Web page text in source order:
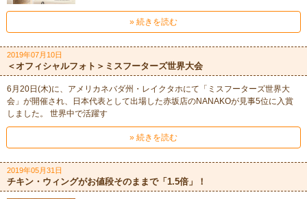
» 続きを読む
2019年07月10日
＜オフィシャルフォト＞ミスフーターズ世界大会
6月20日(木)に、アメリカネバダ州・レイクタホにて「ミスフーターズ世界大
会」が開催され、日本代表として出場した赤坂店のNANAKOが見事5位に入賞
しました。 世界中で活躍す
» 続きを読む
2019年05月31日
チキン・ウィングがお値段そのままで「1.5倍」！